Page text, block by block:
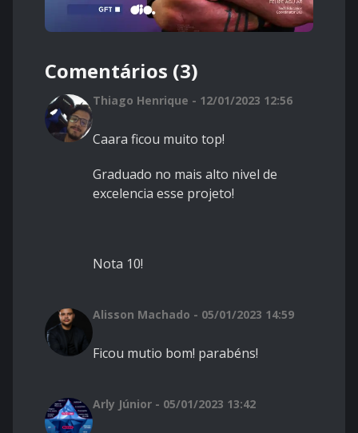
Comentários (3)
Thiago Henrique - 12/01/2023 12:56
Caara ficou muito top!
Graduado no mais alto nivel de
excelencia esse projeto!
Nota 10!
Alisson Machado - 05/01/2023 14:59
Ficou mutio bom! parabéns!
Arly Júnior - 05/01/2023 13:42